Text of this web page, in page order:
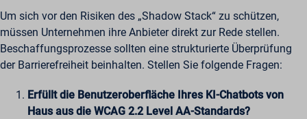
Um sich vor den Risiken des „Shadow Stack“ zu schützen,
müssen Unternehmen ihre Anbieter direkt zur Rede stellen.
Beschaffungsprozesse sollten eine strukturierte Überprüfung
der Barrierefreiheit beinhalten. Stellen Sie folgende Fragen:
Erfüllt die Benutzeroberfläche Ihres KI-Chatbots von
Haus aus die WCAG 2.2 Level AA-Standards?